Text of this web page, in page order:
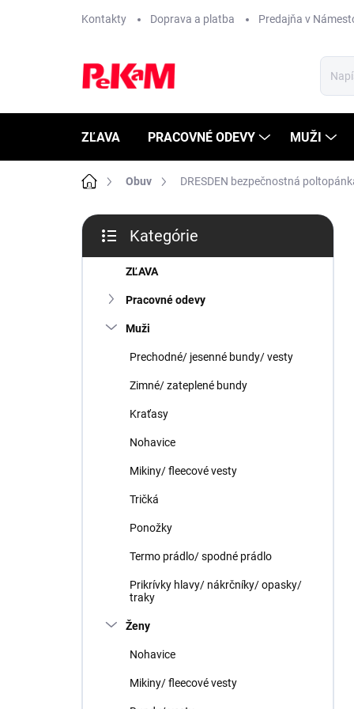
Kontakty Doprava a platba Predajňa v
ZĽAVA PRACOVNÉ ODEVY MUŽI
DomovObuv DRESDEN bezpečnostná
B
č
kategórie
Kategórie
ZĽAVA
Pracovné odevy
Muži
Prechodné/ jesenné bundy/ vesty
Zimné/ zateplené bundy
Kraťasy
Nohavice
Mikiny/ fleecové vesty
Tričká
Ponožky
Termo prádlo/ spodné prádlo
Prikrívky hlavy/ nákrčníky/ opasky/
traky
Ženy
Nohavice
Mikiny/ fleecové vesty